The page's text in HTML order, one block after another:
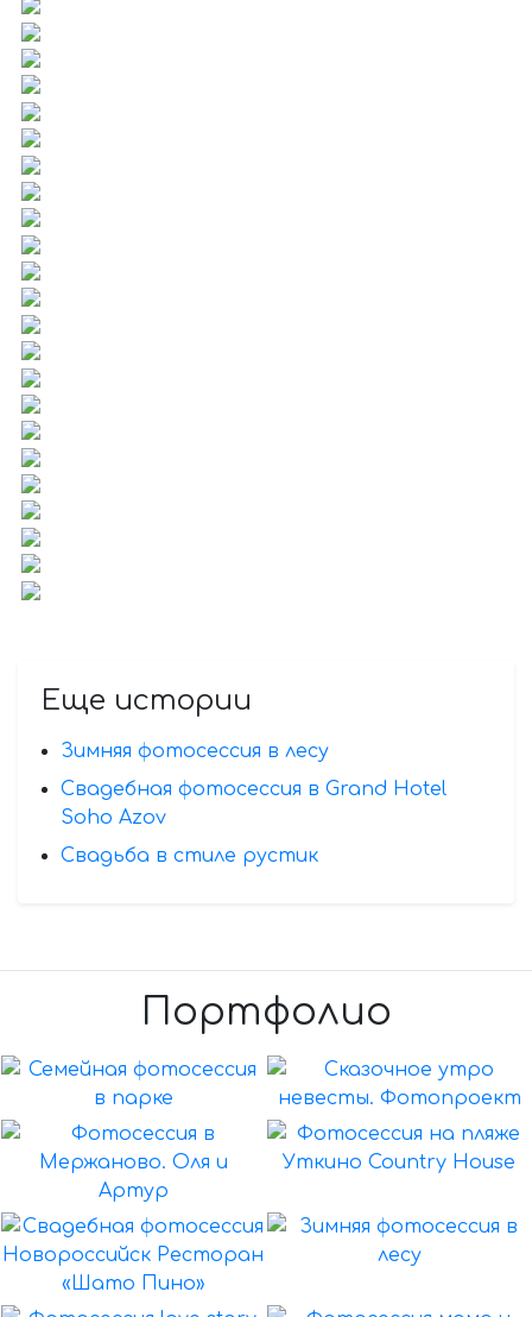
Еще истории
Зимняя фотосессия в лесу
Свадебная фотосессия в Grand Hotel
Soho Azov
Свадьба в стиле рустик
Портфолио